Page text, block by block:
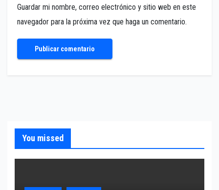
Guardar mi nombre, correo electrónico y sitio web en este
navegador para la próxima vez que haga un comentario.
You missed